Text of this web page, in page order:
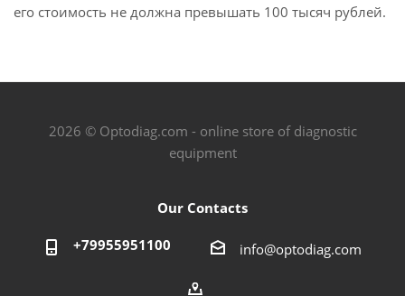
его стоимость не должна превышать 100 тысяч рублей.
2026 © Optodiag.com - online store of diagnostic
equipment
Our Contacts
+79955951100 info@optodiag.com